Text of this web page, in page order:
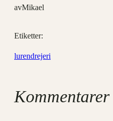
avMikael
Etiketter:
lurendrejeri
Kommentarer